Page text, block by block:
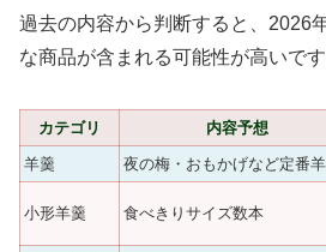
過去の内容から判断すると、2026
な商品が含まれる可能性が高いです
カテゴリ 内容予想
羊羹
夜の梅・おもかげなど定番
小形羊羹 食べきりサイズ数本